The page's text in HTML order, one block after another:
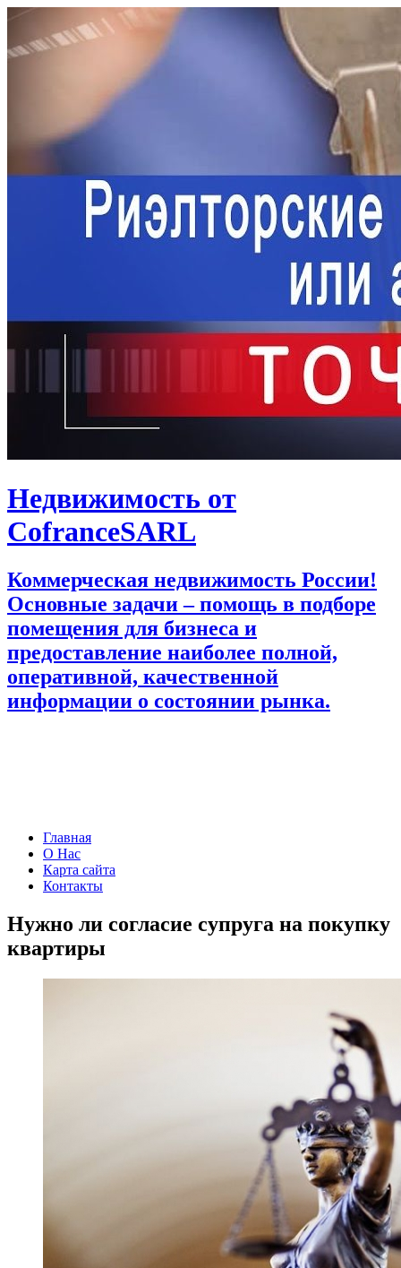
Недвижимость от
CofranceSARL
Коммерческая недвижимость России!
Основные задачи – помощь в подборе
помещения для бизнеса и
предоставление наиболее полной,
оперативной, качественной
информации о состоянии рынка.
Главная
О Нас
Карта сайта
Контакты
Нужно ли согласие супруга на покупку
квартиры